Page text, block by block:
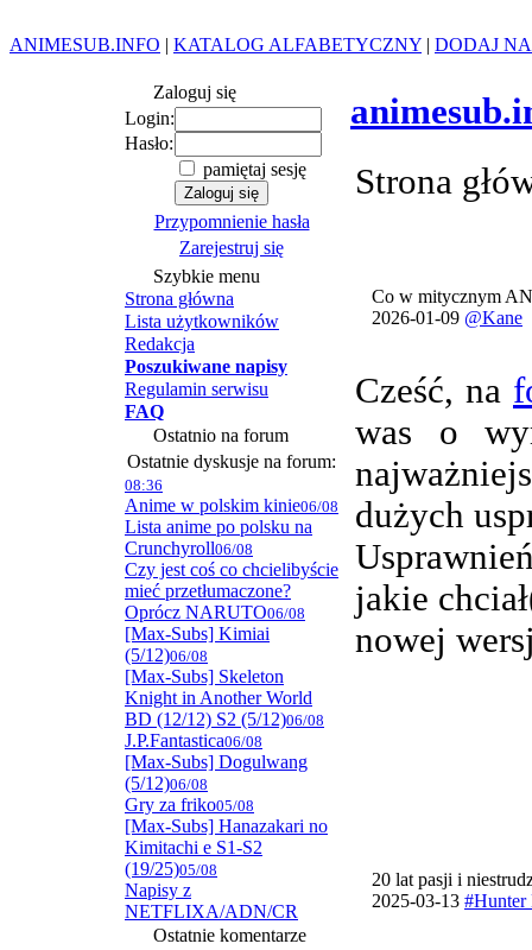
ANIMESUB.INFO | KATALOG ALFABETYCZNY | DODAJ
Zaloguj się
Login:
Hasło:
pamiętaj sesję
Przypomnienie hasła
Zarejestruj się
Szybkie menu
Strona główna
Lista użytkowników
Redakcja
Poszukiwane napisy
Regulamin serwisu
FAQ
Ostatnio na forum
Ostatnie dyskusje na forum:
08:36
Anime w polskim kinie06/08
Lista anime po polsku na
Crunchyroll06/08
Czy jest coś co chcielibyście
mieć przetłumaczone?
Oprócz NARUTO06/08
[Max-Subs] Kimiai
(5/12)06/08
[Max-Subs] Skeleton
Knight in Another World
BD (12/12) S2 (5/12)06/08
J.P.Fantastica06/08
[Max-Subs] Dogulwang
(5/12)06/08
Gry za friko05/08
[Max-Subs] Hanazakari no
Kimitachi e S1-S2
(19/25)05/08
Napisy z
NETFLIXA/ADN/CR
Ostatnie komentarze
Strona
Co w mitycznym
2026-01-09 @Kane
Cześć, na
was o
dużych
jakie
nowej
20 lat pasji i
2025-03-13